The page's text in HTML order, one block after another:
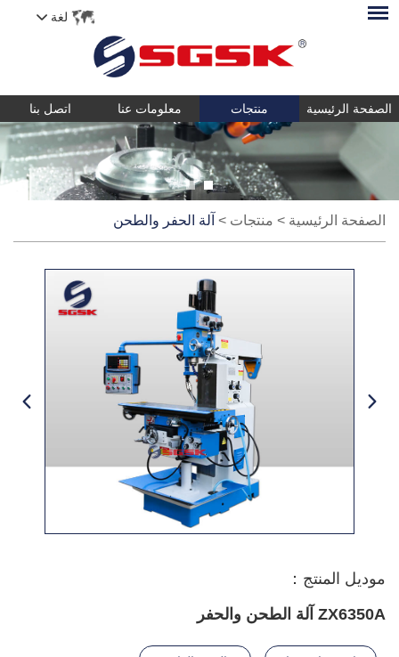
لغة
الصفحة الرئيسية منتجات معلومات عنا اتصل بنا
الصفحة الرئيسية > منتجات > آلة الحفر والطحن
موديل المنتج：
ZX6350A آلة الطحن والحفر